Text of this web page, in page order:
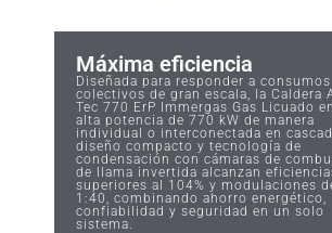
Máxima eficiencia
Diseñada para responder a consumos
colectivos de gran escala, la Caldera
Tec 770 ErP Immergas Gas Licuado
alta potencia de 770 kW de manera
individual o interconectada en
diseño compacto y tecnología de
condensación con cámaras de
de llama invertida alcanzan
superiores al 104% y modulaciones
1:40, combinando ahorro energético,
confiabilidad y seguridad en un solo
sistema.